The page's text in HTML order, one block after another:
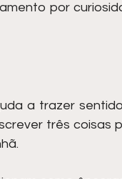
por
a trazer
três coisas